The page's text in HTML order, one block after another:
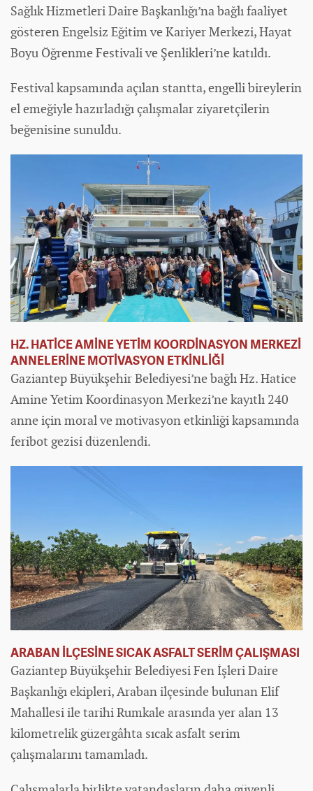
Sağlık Hizmetleri Daire Başkanlığı’na bağlı faaliyet
gösteren Engelsiz Eğitim ve Kariyer Merkezi, Hayat
Boyu Öğrenme Festivali ve Şenlikleri’ne katıldı.
Festival kapsamında açılan stantta, engelli bireylerin
el emeğiyle hazırladığı çalışmalar ziyaretçilerin
beğenisine sunuldu.
HZ. HATİCE AMİNE YETİM KOORDİNASYON MERKEZİ
ANNELERİNE MOTİVASYON ETKİNLİĞİ
Gaziantep Büyükşehir Belediyesi’ne bağlı Hz. Hatice
Amine Yetim Koordinasyon Merkezi’ne kayıtlı 240
anne için moral ve motivasyon etkinliği kapsamında
feribot gezisi düzenlendi.
ARABAN İLÇESİNE SICAK ASFALT SERİM ÇALIŞMASI
Gaziantep Büyükşehir Belediyesi Fen İşleri Daire
Başkanlığı ekipleri, Araban ilçesinde bulunan Elif
Mahallesi ile tarihi Rumkale arasında yer alan 13
kilometrelik güzergâhta sıcak asfalt serim
çalışmalarını tamamladı.